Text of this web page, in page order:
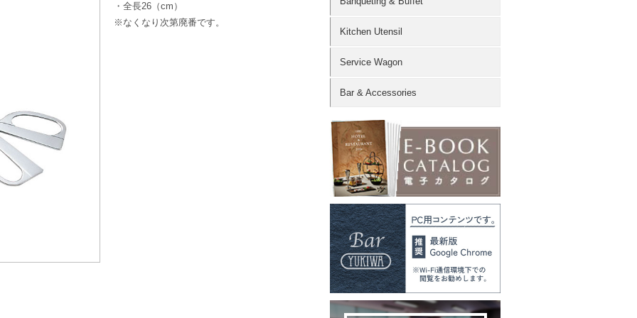
・全長26（cm）
※なくなり次第廃番です。
Kitchen Utensil
Service Wagon
Bar & Accessories